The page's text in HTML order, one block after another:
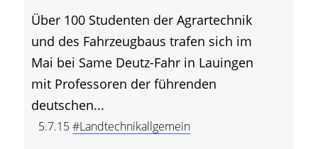
Über 100 Studenten der Agrartechnik
und des Fahrzeugbaus trafen sich im
Mai bei Same Deutz-Fahr in Lauingen
mit Professoren der führenden
deutschen...
5.7.15#Landtechnikallgemein